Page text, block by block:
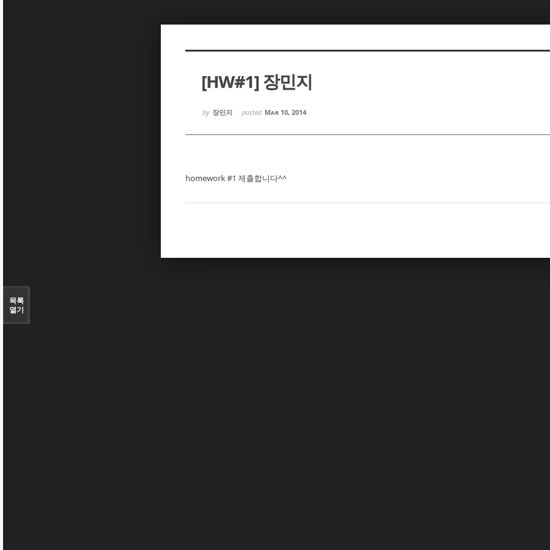
[HW#1] 장민지
by 장민지 posted Mar 10, 2014
homework #1 제출합니다^^
목록
열기
Sketchbook5, 스케치북5
Sketchbook5, 스케치북5
Sketchbook5, 스케치북5
Sketchbook5, 스케치북5